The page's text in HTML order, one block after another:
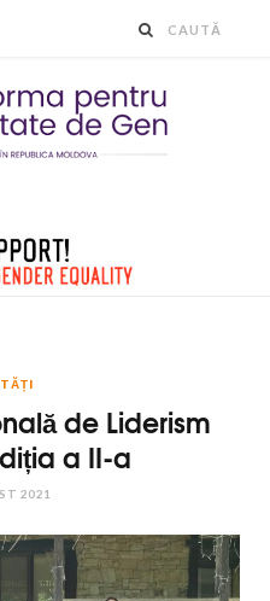
de Liderism
a II-a
2021